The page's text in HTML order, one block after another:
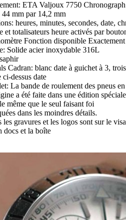
ETA Valjoux 7750
mm par 14,2 mm
heures, minutes, secondes, date,
et totalisateurs heure activés par
Fonction disponible
Solide acier inoxydable 316L
Cadran: blanc date à guichet à 3, trois
ci-dessus date
La bande de roulement des pneus
a été faite dans une édition
même que le seul faisant foi
dans les moindres détails.
les gravures et les logos sont sur le
docs et la boîte